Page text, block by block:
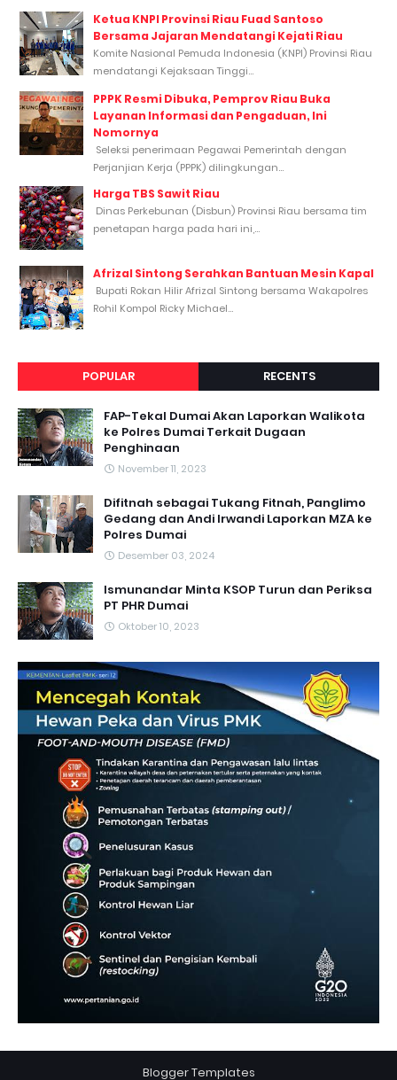
Ketua KNPI Provinsi Riau Fuad Santoso
Bersama Jajaran Mendatangi Kejati Riau
Komite Nasional Pemuda Indonesia (KNPI) Provinsi Riau
mendatangi Kejaksaan Tinggi...
PPPK Resmi Dibuka, Pemprov Riau Buka
Layanan Informasi dan Pengaduan, Ini
Nomornya
Seleksi penerimaan Pegawai Pemerintah dengan
Perjanjian Kerja (PPPK) dilingkungan...
Harga TBS Sawit Riau
Dinas Perkebunan (Disbun) Provinsi Riau bersama tim
penetapan harga pada hari ini,...
Afrizal Sintong Serahkan Bantuan Mesin Kapal
Bupati Rokan Hilir Afrizal Sintong bersama Wakapolres
Rohil Kompol Ricky Michael...
POPULAR RECENTS
FAP-Tekal Dumai Akan Laporkan Walikota
ke Polres Dumai Terkait Dugaan
Penghinaan
November 11, 2023
Difitnah sebagai Tukang Fitnah, Panglimo
Gedang dan Andi Irwandi Laporkan MZA ke
Polres Dumai
Desember 03, 2024
Ismunandar Minta KSOP Turun dan Periksa
PT PHR Dumai
Oktober 10, 2023
Blogger Templates